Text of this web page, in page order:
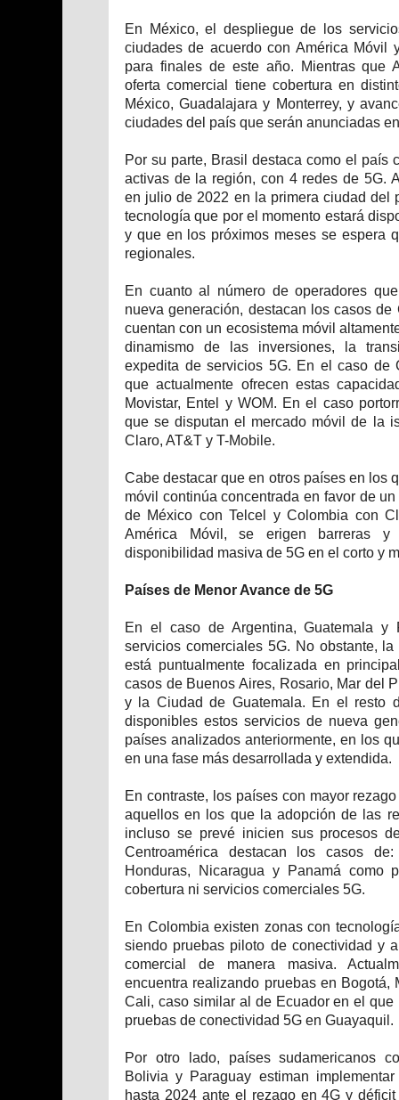
En México, el despliegue de los
ciudades de acuerdo con América Móvil
para finales de este año. Mientras que
oferta comercial tiene cobertura en
México, Guadalajara y Monterrey, y
ciudades del país que serán anunciadas
Por su parte, Brasil destaca como el país
activas de la región, con 4 redes de 5G.
en julio de 2022 en la primera ciudad del
tecnología que por el momento estará
y que en los próximos meses se espera
regionales.
En cuanto al número de operadores
nueva generación, destacan los casos
cuentan con un ecosistema móvil
dinamismo de las inversiones, la
expedita de servicios 5G. En el caso de
que actualmente ofrecen estas
Movistar, Entel y WOM. En el caso
que se disputan el mercado móvil de la
Claro, AT&T y T-Mobile.
Cabe destacar que en otros países en los
móvil continúa concentrada en favor de
de México con Telcel y Colombia con
América Móvil, se erigen barreras
disponibilidad masiva de 5G en el corto y
Países de Menor Avance de 5G
En el caso de Argentina, Guatemala y
servicios comerciales 5G. No obstante,
está puntualmente focalizada en
casos de Buenos Aires, Rosario, Mar del
y la Ciudad de Guatemala. En el resto
disponibles estos servicios de nueva
países analizados anteriormente, en los
en una fase más desarrollada y extendida.
En contraste, los países con mayor
aquellos en los que la adopción de las
incluso se prevé inicien sus procesos
Centroamérica destacan los casos
Honduras, Nicaragua y Panamá como
cobertura ni servicios comerciales 5G.
En Colombia existen zonas con
siendo pruebas piloto de conectividad y
comercial de manera masiva.
encuentra realizando pruebas en Bogotá,
Cali, caso similar al de Ecuador en el que
pruebas de conectividad 5G en Guayaquil.
Por otro lado, países sudamericanos
Bolivia y Paraguay estiman
hasta 2024 ante el rezago en 4G y